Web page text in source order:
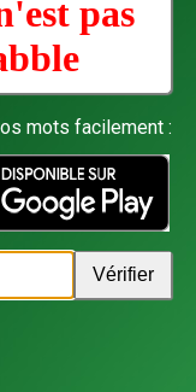
pas
mots facilement :